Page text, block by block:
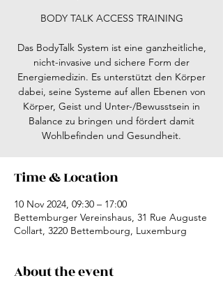
BODY TALK ACCESS TRAINING
Das BodyTalk System ist eine ganzheitliche,
nicht-invasive und sichere Form der
Energiemedizin. Es unterstützt den Körper
dabei, seine Systeme auf allen Ebenen von
Körper, Geist und Unter-/Bewusstsein in
Balance zu bringen und fördert damit
Time & Location
10 Nov 2024, 09:30 – 17:00
Bettemburger Vereinshaus, 31 Rue Auguste
Collart, 3220 Bettembourg, Luxemburg
About the event